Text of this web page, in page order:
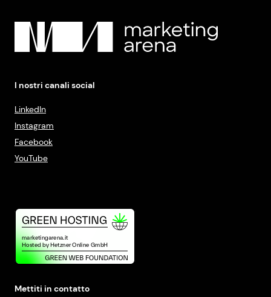
I nostri canali social
LinkedIn
Instagram
Facebook
YouTube
Mettiti in contatto